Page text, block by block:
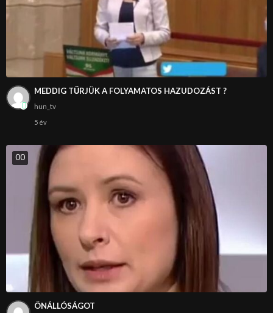
MEDDIG TŰRJÜK A FOLYAMATOS HAZUDOZÁST ?
hun_tv
5 év
00
ÖNÁLLÓSÁGOT